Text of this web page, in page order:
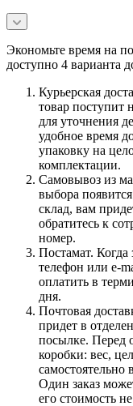
Экономьте время на
доступно 4 варианта
Курьерская
товар поступит
для уточнения
удобное время
упаковку на
комплектации.
Самовывоз из
выбора
склад, вам
обратитесь к
номер.
Постамат. Когда
телефон или e-
оплатить в
дня.
Почтовая
придет в
посылке. Перед
коробки: вес,
самостоятельно
Один заказ
его стоимость